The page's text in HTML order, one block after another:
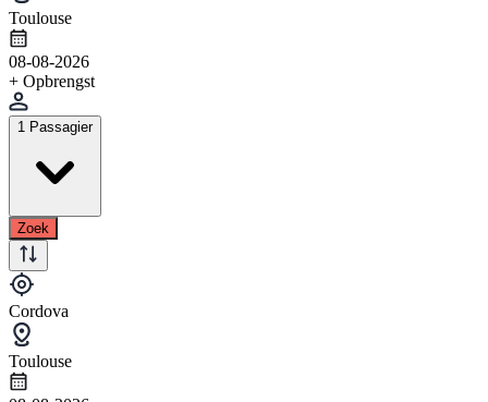
Toulouse
08-08-2026
+ Opbrengst
1 Passagier
Zoek
Cordova
Toulouse